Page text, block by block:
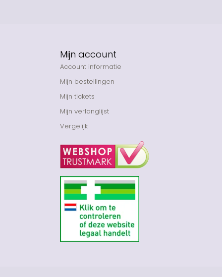
Mijn account
Account informatie
Mijn bestellingen
Mijn tickets
Mijn verlanglijst
Vergelijk